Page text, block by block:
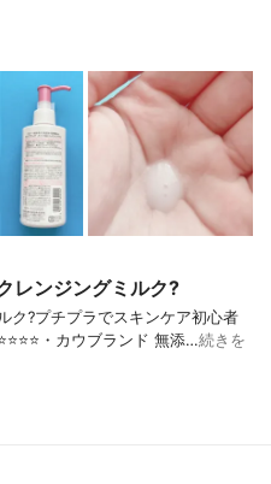
レンジングミルク?
ク?プチプラでスキンケア初心者
・カウブランド 無添…続きを